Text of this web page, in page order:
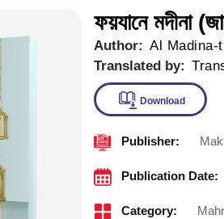
ফয়যানে মদীনা
Author: Al Madina-
Translated by:
Publisher:
Publication Date:
Category: